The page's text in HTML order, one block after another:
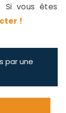
Si vous êtes
!
par une